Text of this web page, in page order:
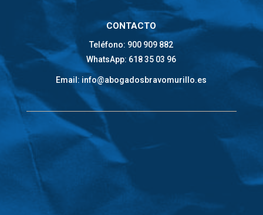
CONTACTO
Teléfono: 900 909 882
WhatsApp: 618 35 03 96
Email: info@abogadosbravomurillo.es